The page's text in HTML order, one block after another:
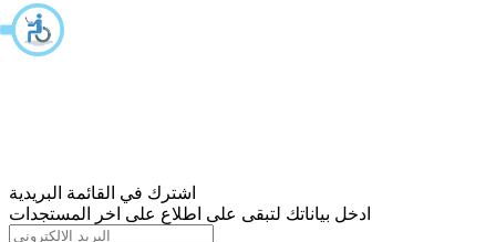
اشترك في القائمة البريدية
ادخل بياناتك لتبقى على اطلاع على اخر المستجدات